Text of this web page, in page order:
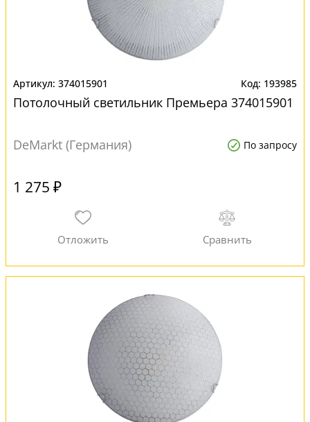
374015901 193985
Потолочный светильник Премьера 374015901
DeMarkt (Германия) По запросу
1 275 ₽